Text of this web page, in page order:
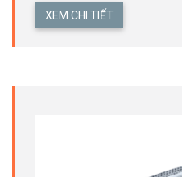
XEM CHI TIẾT